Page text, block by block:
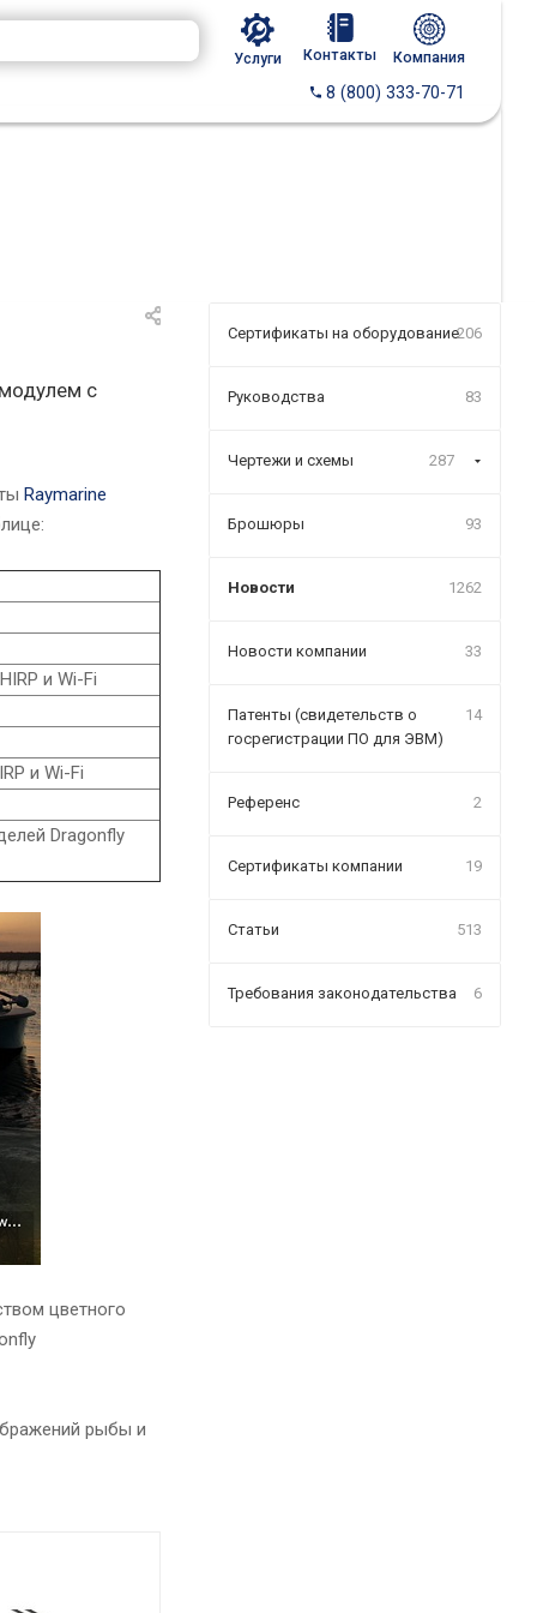
Услуги Контакты Компания
8 (800) 333-70-71
с
Raymarine
и Wi-Fi
и Wi-Fi
Dragonfly
цветного
рыбы и
Сертификаты на оборудование206
Руководства 83
Чертежи и схемы 287
Брошюры 93
Новости 1262
Новости компании 33
Патенты (свидетельств о
госрегистрации ПО для ЭВМ)
14
Референс 2
Сертификаты компании 19
Статьи 513
Требования законодательства 6